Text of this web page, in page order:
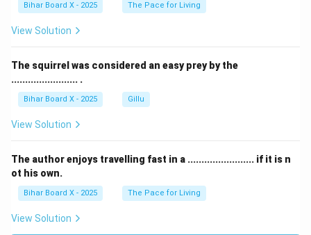
Bihar Board X - 2025 The Pace for Living
View Solution
The squirrel was considered an easy prey by the
........................ .
Bihar Board X - 2025 Gillu
View Solution
The author enjoys travelling fast in a ........................ if it is n
ot his own.
Bihar Board X - 2025 The Pace for Living
View Solution